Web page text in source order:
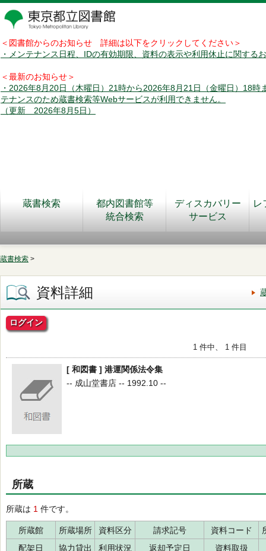
＜図書館からのお知らせ 詳細は以下をクリックしてください＞
・メンテナンス日程、IDの有効期限、資料の表示や利用休止に関する
＜最新のお知らせ＞
・2026年8月20日（木曜日）21時から2026年8月21日（金曜日）18時
テナンスのため蔵書検索等Webサービスが利用できません。
（更新 2026年8月5日）
蔵書検索
都内図書館等
統合検索
ディスカバリー
サービス
レ
蔵書検索 >
資料詳細
ログイン
1 件中、 1 件目
[ 和図書 ] 港運関係法令集
-- 成山堂書店 -- 1992.10 --
所蔵
所蔵は 1 件です。
所蔵館 所蔵場所 資料区分 請求記号 資料コード
配架日
協力貸出 利用状況 返却予定日 資料取扱